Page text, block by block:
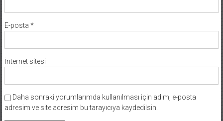
adresim ve site adresim bu tarayıcıya kaydedilsin.